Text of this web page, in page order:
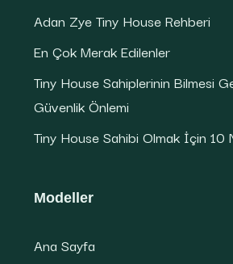
Adan Zye Tiny House Rehberi
En Çok Merak Edilenler
Tiny House Sahiplerinin Bilmesi
Güvenlik Önlemi
Tiny House Sahibi Olmak İçin 10
Modeller
Ana Sayfa